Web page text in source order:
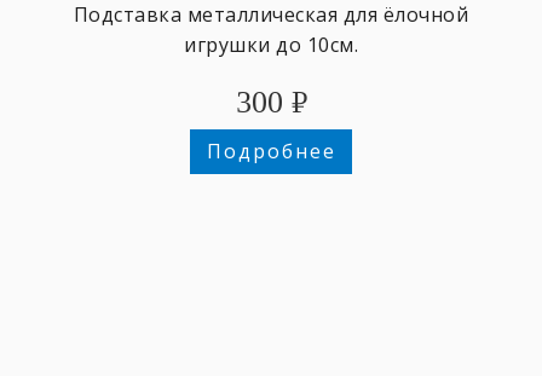
Подставка металлическая для ёлочной
игрушки до 10см.
300 ₽
Подробнее